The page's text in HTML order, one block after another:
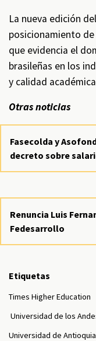
La nueva edición
posicionamiento
que evidencia el
brasileñas en los
y calidad
Otras noticias
Fasecolda y
decreto sobre
Renuncia Luis
Fedesarrollo
Etiquetas
Times Higher Education
Universidad de los
Universidad de Antioquia